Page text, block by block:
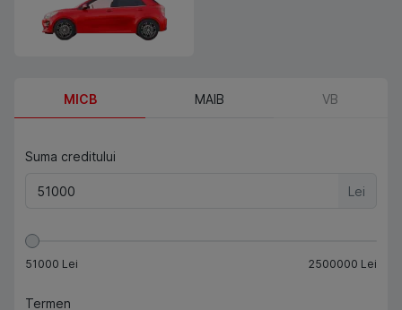
MICB MAIB VB
Suma creditului
Lei
51000 Lei 2500000 Lei
Termen